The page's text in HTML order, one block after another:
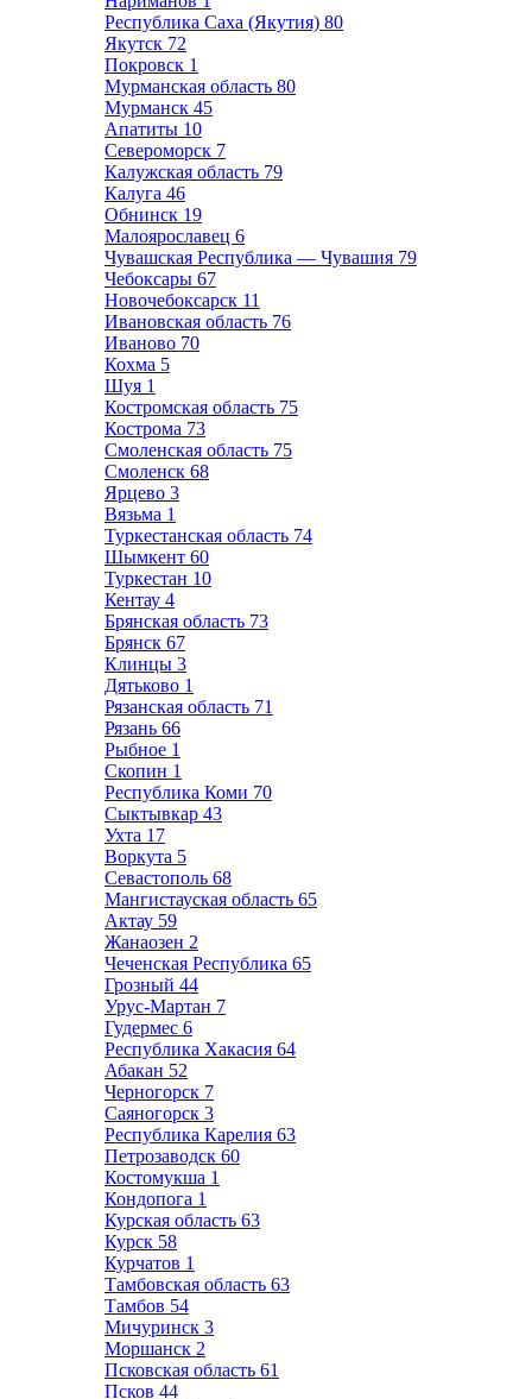
Республика Саха (Якутия) 80
Якутск 72
Покровск 1
Мурманская область 80
Мурманск 45
Апатиты 10
Североморск 7
Калужская область 79
Калуга 46
Обнинск 19
Малоярославец 6
Чувашская Республика — Чувашия 79
Чебоксары 67
Новочебоксарск 11
Ивановская область 76
Иваново 70
Кохма 5
Шуя 1
Костромская область 75
Кострома 73
Смоленская область 75
Смоленск 68
Ярцево 3
Вязьма 1
Туркестанская область 74
Шымкент 60
Туркестан 10
Кентау 4
Брянская область 73
Брянск 67
Клинцы 3
Дятьково 1
Рязанская область 71
Рязань 66
Рыбное 1
Скопин 1
Республика Коми 70
Сыктывкар 43
Ухта 17
Воркута 5
Севастополь 68
Мангистауская область 65
Актау 59
Жанаозен 2
Чеченская Республика 65
Грозный 44
Урус-Мартан 7
Гудермес 6
Республика Хакасия 64
Абакан 52
Черногорск 7
Саяногорск 3
Республика Карелия 63
Петрозаводск 60
Костомукша 1
Кондопога 1
Курская область 63
Курск 58
Курчатов 1
Тамбовская область 63
Тамбов 54
Мичуринск 3
Моршанск 2
Псковская область 61
Псков 44